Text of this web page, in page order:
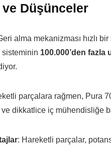
Düşünceler
alma mekanizması hızlı
100.000’den
parçalara rağmen, Pura
dikkatlice iç mühendisliğe
: Hareketli parçalar,